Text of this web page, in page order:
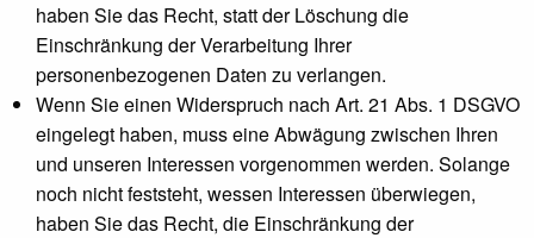
haben Sie das Recht, statt der Löschung die
Einschränkung der Verarbeitung Ihrer
personenbezogenen Daten zu verlangen.
Wenn Sie einen Widerspruch nach Art. 21 Abs. 1 DSGVO
eingelegt haben, muss eine Abwägung zwischen Ihren
und unseren Interessen vorgenommen werden. Solange
noch nicht feststeht, wessen Interessen überwiegen,
haben Sie das Recht, die Einschränkung der